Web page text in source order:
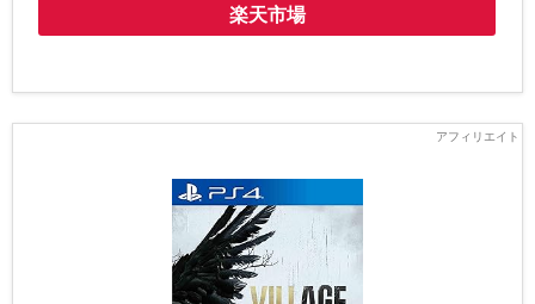
楽天市場